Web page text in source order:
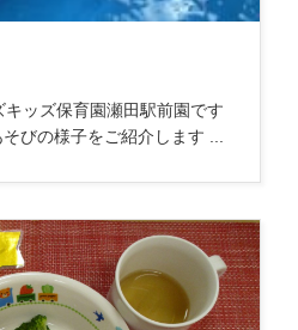
キッズ保育園瀬田駅前園です
びの様子をご紹介します ...